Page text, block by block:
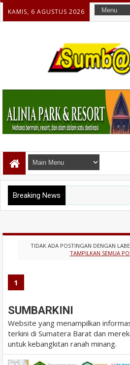
KAMIS, 6 AGUSTUS 2026
Breaking News
TIDAK ADA POSTINGAN DENGAN
TAMPILKAN SEMUA
1
SUMBARKINI
Website yang menampilkan
terkini di Sumatera Barat dan
untuk kebangkitan ranah minang.